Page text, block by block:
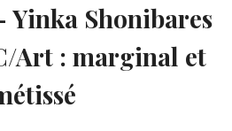
Yinka Shonibares
Art : marginal et